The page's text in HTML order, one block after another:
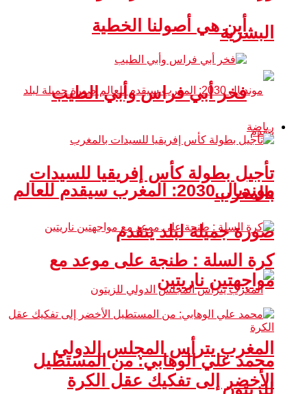
البشرية
مونديال 2030: المغرب سيقدم للعالم
صورة جميلة لبلد يتقدم
المغرب يترأس المجلس الدولي
للزيتون
أين هي أصولنا الخطية
فخر أبي فراس وأبي الطيب
رياضة
تأجيل بطولة كأس إفريقيا للسيدات
بالمغرب
كرة السلة : طنجة على موعد مع
مواجهتين ناريتين
محمد علي الوهابي: من المستطيل
الأخضر إلى تفكيك عقل الكرة